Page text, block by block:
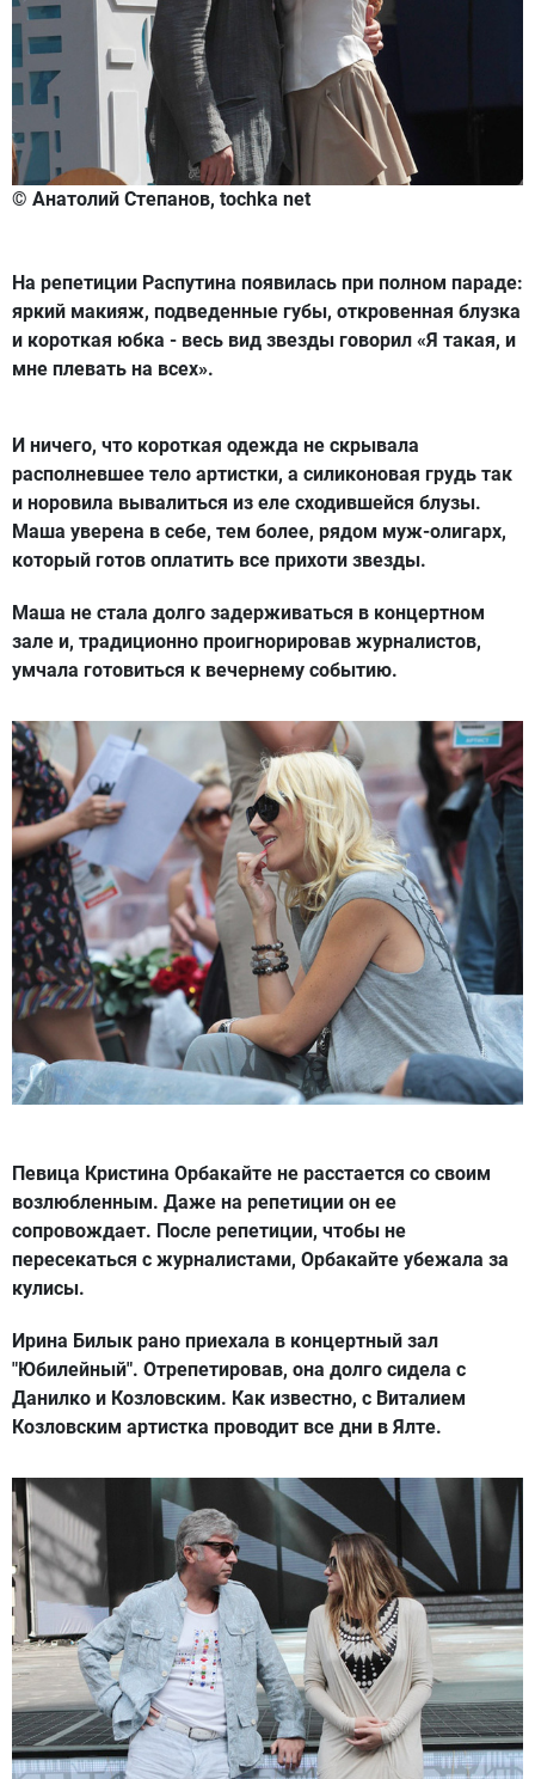
© Анатолий Степанов, tochka net
На репетиции Распутина появилась при полном параде:
яркий макияж, подведенные губы, откровенная блузка
и короткая юбка - весь вид звезды говорил «Я такая, и
мне плевать на всех».
И ничего, что короткая одежда не скрывала
располневшее тело артистки, а силиконовая грудь так
и норовила вывалиться из еле сходившейся блузы.
Маша уверена в себе, тем более, рядом муж-олигарх,
который готов оплатить все прихоти звезды.
Маша не стала долго задерживаться в концертном
зале и, традиционно проигнорировав журналистов,
умчала готовиться к вечернему событию.
Певица Кристина Орбакайте не расстается со своим
возлюбленным. Даже на репетиции он ее
сопровождает. После репетиции, чтобы не
пересекаться с журналистами, Орбакайте убежала за
кулисы.
Ирина Билык рано приехала в концертный зал
"Юбилейный". Отрепетировав, она долго сидела с
Данилко и Козловским. Как известно, с Виталием
Козловским артистка проводит все дни в Ялте.